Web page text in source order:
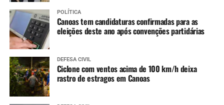
POLÍTICA
Canoas tem candidaturas confirmadas para as
eleições deste ano após convenções partidárias
DEFESA CIVIL
Ciclone com ventos acima de 100 km/h deixa
rastro de estragos em Canoas